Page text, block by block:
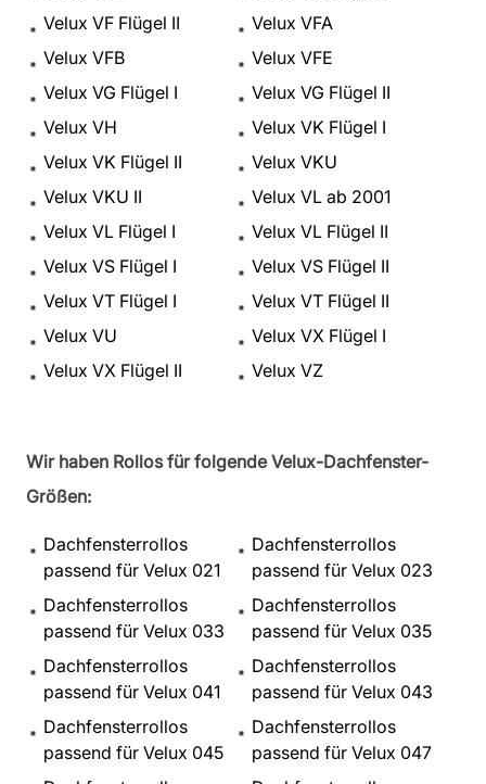
Velux VF Flügel II
Velux VFA
Velux VFB
Velux VFE
Velux VG Flügel I
Velux VG Flügel II
Velux VH
Velux VK Flügel I
Velux VK Flügel II
Velux VKU
Velux VKU II
Velux VL ab 2001
Velux VL Flügel I
Velux VL Flügel II
Velux VS Flügel I
Velux VS Flügel II
Velux VT Flügel I
Velux VT Flügel II
Velux VU
Velux VX Flügel I
Velux VX Flügel II
Velux VZ
Wir haben Rollos für folgende Velux-Dachfenster-
Größen:
Dachfensterrollos
passend für Velux 021
Dachfensterrollos
passend für Velux 023
Dachfensterrollos
passend für Velux 033
Dachfensterrollos
passend für Velux 035
Dachfensterrollos
passend für Velux 041
Dachfensterrollos
passend für Velux 043
Dachfensterrollos
passend für Velux 045
Dachfensterrollos
passend für Velux 047